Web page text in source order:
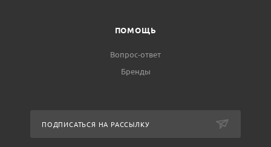
ПОМОЩЬ
Вопрос-ответ
Бренды
ПОДПИСАТЬСЯ НА РАССЫЛКУ